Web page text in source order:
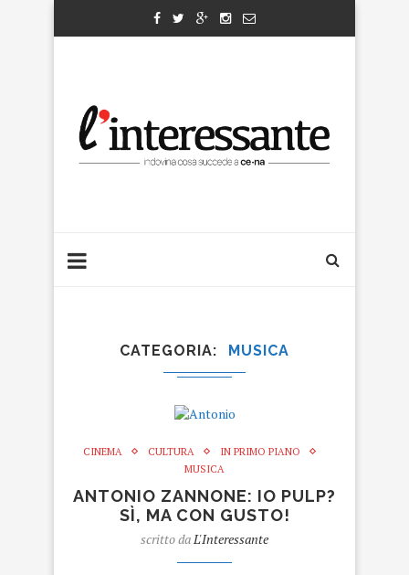
CATEGORIA MUSICA
CINEMA CULTURA
IN PRIMO PIANO
MUSICA
ANTONIO ZANNONE: IO PULP?
SÌ, MA CON GUSTO!
scritto da L'Interessante